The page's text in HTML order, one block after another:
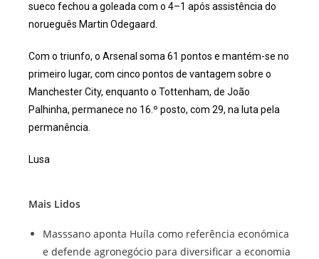
sueco fechou a goleada com o 4–1 após assistência do
norueguês Martin Odegaard.
Com o triunfo, o Arsenal soma 61 pontos e mantém-se no
primeiro lugar, com cinco pontos de vantagem sobre o
Manchester City, enquanto o Tottenham, de João
Palhinha, permanece no 16.º posto, com 29, na luta pela
permanência.
Lusa
Mais Lidos
Masssano aponta Huíla como referência económica
e defende agronegócio para diversificar a economia